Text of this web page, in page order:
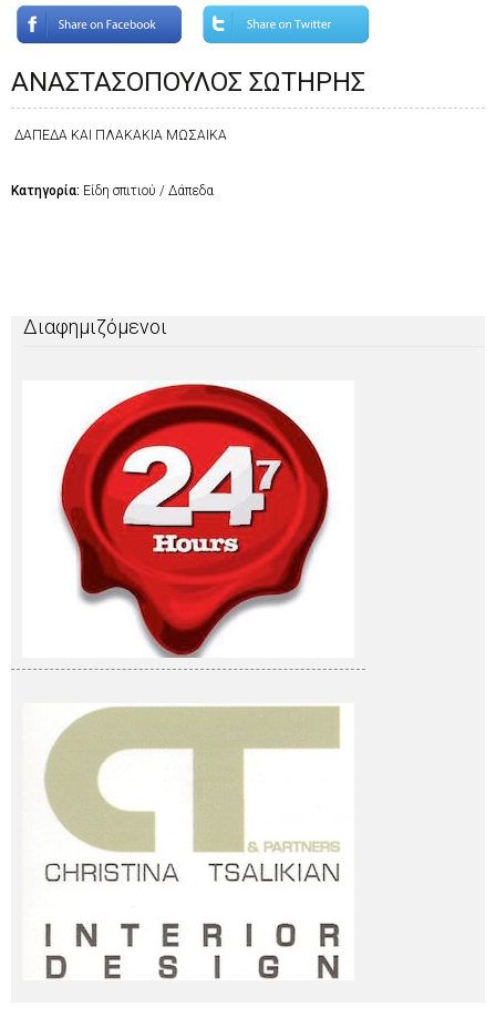
ΑΝΑΣΤΑΣΟΠΟΥΛΟΣ ΣΩΤΗΡΗΣ
ΔΑΠΕΔΑ ΚΑΙ ΠΛΑΚΑΚΙΑ ΜΩΣΑΙΚΑ
Κατηγορία: Είδη σπιτιού / Δάπεδα
Διαφημιζόμενοι